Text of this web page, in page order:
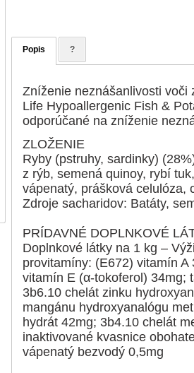
Popis ?
Zníženie neznášanlivosti voči
Life Hypoallergenic Fish &
odporúčané na zníženie
ZLOŽENIE
Ryby (pstruhy, sardinky)
z rýb, semená quinoy, rybí
vápenatý, prášková celulóza,
Zdroje sacharidov: Batáty,
PRÍDAVNÉ DOPLNKOVÉ
Doplnkové látky na 1 kg –
provitamíny: (E672) vitamín
vitamín E (α-tokoferol) 34mg;
3b6.10 chelát zinku
mangánu hydroxyanalógu
hydrát 42mg; 3b4.10 chelát
inaktivované kvasnice
vápenatý bezvodý 0,5mg